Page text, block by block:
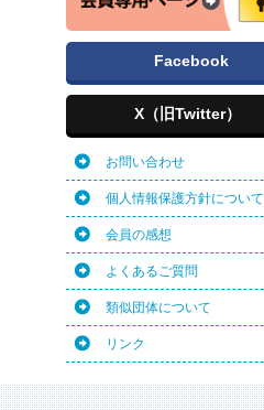
Facebook
X（旧Twitter）
お問い合わせ
個人情報保護方針について
会員の感想
よくあるご質問
類似団体について
リンク